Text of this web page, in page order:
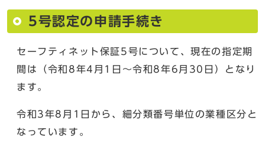
5号認定の申請手続き
セーフティネット保証5号について、現在の指定期
間は（令和8年4月1日～令和8年6月30日）となり
ます。
令和3年8月1日から、細分類番号単位の業種区分と
なっています。